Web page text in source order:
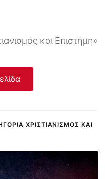
και Επιστήμη»
ΧΡΙΣΤΙΑΝΙΣΜΌΣ ΚΑΙ